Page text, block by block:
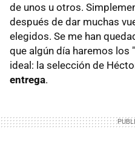
de unos u otros.
después de dar muchas
elegidos. Se me han
que algún día haremos los
ideal: la selección de
entrega.